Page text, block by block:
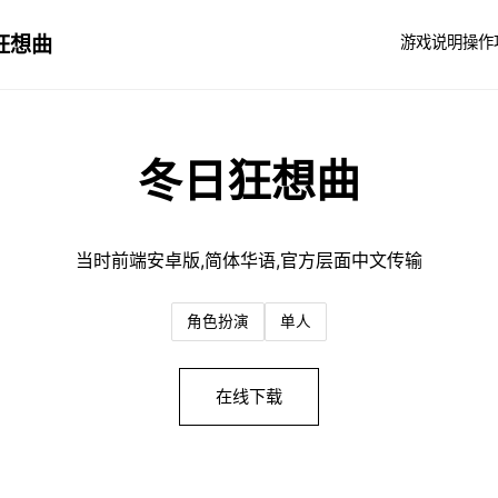
想曲 游戏说明操作
冬日狂想曲
当时前端安卓版,简体华语,官方层面中文传输
角色扮演 单人
在线下载